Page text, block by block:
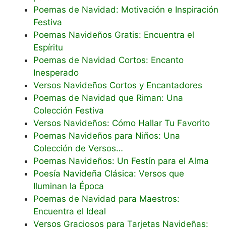
Poemas de Navidad: Motivación e Inspiración
Festiva
Poemas Navideños Gratis: Encuentra el
Espíritu
Poemas de Navidad Cortos: Encanto
Inesperado
Versos Navideños Cortos y Encantadores
Poemas de Navidad que Riman: Una
Colección Festiva
Versos Navideños: Cómo Hallar Tu Favorito
Poemas Navideños para Niños: Una
Colección de Versos…
Poemas Navideños: Un Festín para el Alma
Poesía Navideña Clásica: Versos que
Iluminan la Época
Poemas de Navidad para Maestros:
Encuentra el Ideal
Versos Graciosos para Tarjetas Navideñas: